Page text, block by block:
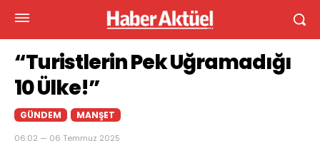
“Turistlerin Pek Uğramadığı
10 Ülke!”
GÜNDEM MANŞET
06:02 — 06 Temmuz 2025